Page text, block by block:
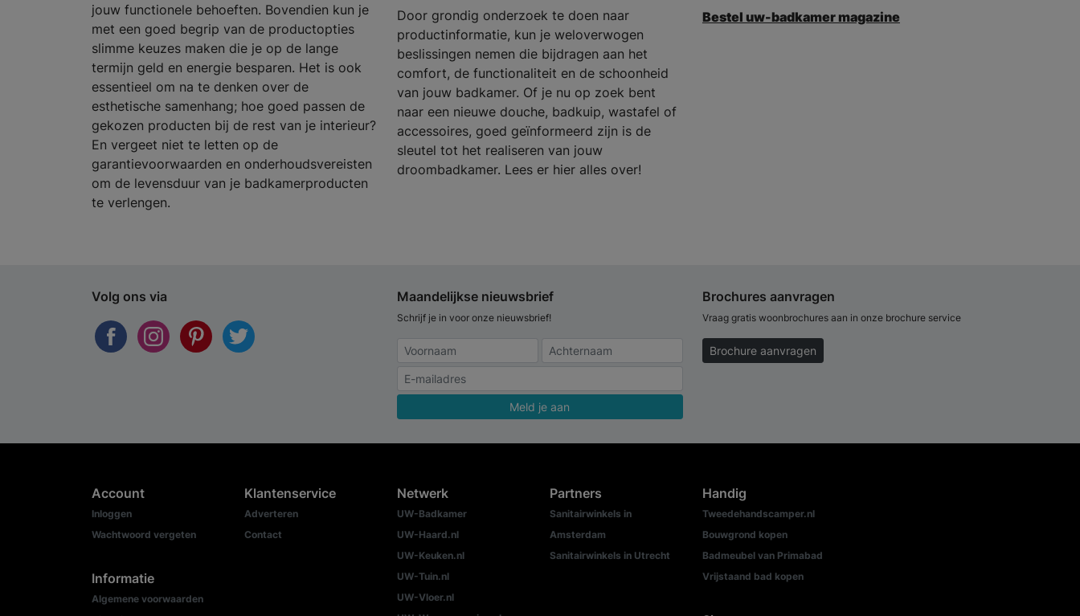
jouw functionele behoeften. Bovendien kun je
met een goed begrip van de productopties
slimme keuzes maken die je op de lange
termijn geld en energie besparen. Het is ook
essentieel om na te denken over de
esthetische samenhang; hoe goed passen de
gekozen producten bij de rest van je interieur?
En vergeet niet te letten op de
garantievoorwaarden en onderhoudsvereisten
om de levensduur van je badkamerproducten
te verlengen.
Door grondig onderzoek te doen naar
productinformatie, kun je weloverwogen
beslissingen nemen die bijdragen aan het
comfort, de functionaliteit en de schoonheid
van jouw badkamer. Of je nu op zoek bent
naar een nieuwe douche, badkuip, wastafel of
accessoires, goed geïnformeerd zijn is de
sleutel tot het realiseren van jouw
droombadkamer. Lees er hier alles over!
Bestel uw-badkamer magazine
Volg ons via Maandelijkse nieuwsbrief
Schrijf je in voor onze nieuwsbrief!
Meld je aan
Brochures aanvragen
Vraag gratis woonbrochures aan in onze brochure service
Brochure aanvragen
Account
Inloggen
Wachtwoord vergeten
Informatie
Algemene voorwaarden
Klantenservice
Adverteren
Contact
Netwerk
UW-Badkamer
UW-Haard.nl
UW-Keuken.nl
UW-Tuin.nl
UW-Vloer.nl
Partners
Sanitairwinkels in
Amsterdam
Sanitairwinkels in Utrecht
Handig
Tweedehandscamper.nl
Bouwgrond kopen
Badmeubel van Primabad
Vrijstaand bad kopen